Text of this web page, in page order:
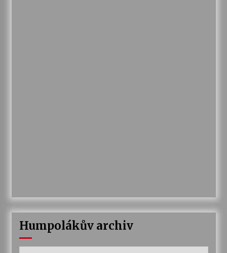
Humpolákův archiv